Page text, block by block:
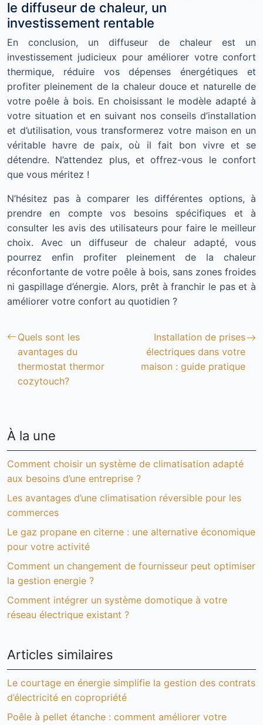
le diffuseur de chaleur, un
investissement rentable
En conclusion, un diffuseur de chaleur est un
investissement judicieux pour améliorer votre confort
thermique, réduire vos dépenses énergétiques et
profiter pleinement de la chaleur douce et naturelle de
votre poêle à bois. En choisissant le modèle adapté à
votre situation et en suivant nos conseils d’installation
et d’utilisation, vous transformerez votre maison en un
véritable havre de paix, où il fait bon vivre et se
détendre. N’attendez plus, et offrez-vous le confort
que vous méritez !
N’hésitez pas à comparer les différentes options, à
prendre en compte vos besoins spécifiques et à
consulter les avis des utilisateurs pour faire le meilleur
choix. Avec un diffuseur de chaleur adapté, vous
pourrez enfin profiter pleinement de la chaleur
réconfortante de votre poêle à bois, sans zones froides
ni gaspillage d’énergie. Alors, prêt à franchir le pas et à
améliorer votre confort au quotidien ?
Quels sont les
avantages du
thermostat thermor
cozytouch?
Installation de prises
électriques dans votre
maison : guide pratique
À la une
Comment choisir un système de climatisation adapté
aux besoins d’une entreprise ?
Les avantages d’une climatisation réversible pour les
commerces
Le gaz propane en citerne : une alternative économique
pour votre activité
Comment un changement de fournisseur peut optimiser
la gestion energie ?
Comment intégrer un système domotique à votre
réseau électrique existant ?
Articles similaires
Le courtage en énergie simplifie la gestion des contrats
d’électricité en copropriété
Poêle à pellet étanche : comment améliorer votre